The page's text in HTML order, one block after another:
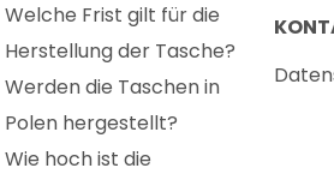
Welche Frist gilt für die
Herstellung der Tasche?
Werden die Taschen in
Polen hergestellt?
Wie hoch ist die